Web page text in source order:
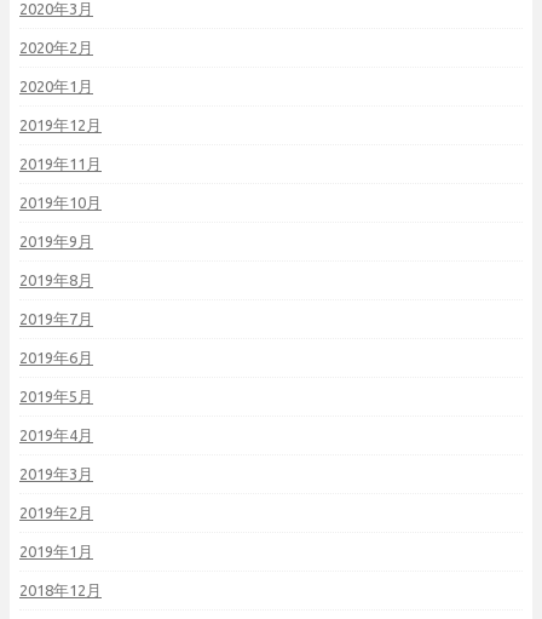
2020年3月
2020年2月
2020年1月
2019年12月
2019年11月
2019年10月
2019年9月
2019年8月
2019年7月
2019年6月
2019年5月
2019年4月
2019年3月
2019年2月
2019年1月
2018年12月